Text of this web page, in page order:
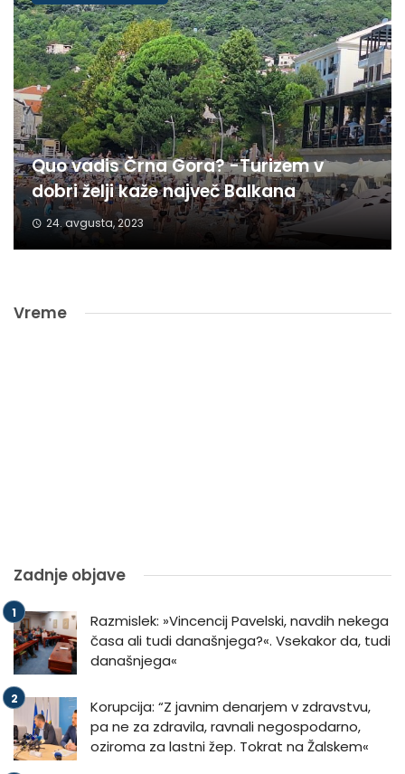
Quo vadis Črna Gora? -Turizem v
dobri želji kaže največ Balkana
24. avgusta, 2023
Vreme
Zadnje objave
Razmislek: »Vincencij Pavelski, navdih nekega
časa ali tudi današnjega?«. Vsekakor da, tudi
današnjega«
Korupcija: “Z javnim denarjem v zdravstvu,
pa ne za zdravila, ravnali negospodarno,
oziroma za lastni žep. Tokrat na Žalskem«